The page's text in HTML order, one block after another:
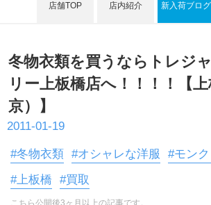
店舗TOP 店内紹介 新入荷ブログ
冬物衣類を買うならトレジ
リー上板橋店へ！！！！【
京）】
2011-01-19
#冬物衣類 #オシャレな洋服
#モン
#上板橋
#買取
こちら公開後3ヶ月以上の記事です。